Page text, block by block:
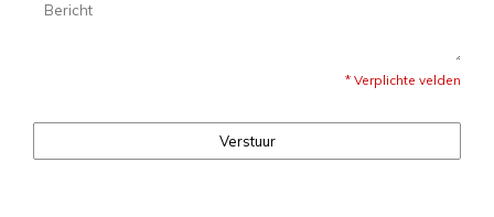
* Verplichte velden
Verstuur